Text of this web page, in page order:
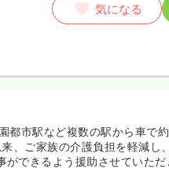
気になる
都市駅など複数の駅から車で
、ご家族の介護負担を軽減し
ができるよう援助させていた